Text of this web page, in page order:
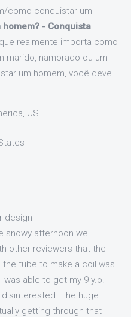
como-conquistar-um-
- Conquista
realmente importa como
marido, namorado ou um
um homem, você deve...
US
design
snowy afternoon we
other reviewers that the
tube to make a coil was
able to get my 9 y.o.
The huge
getting through that